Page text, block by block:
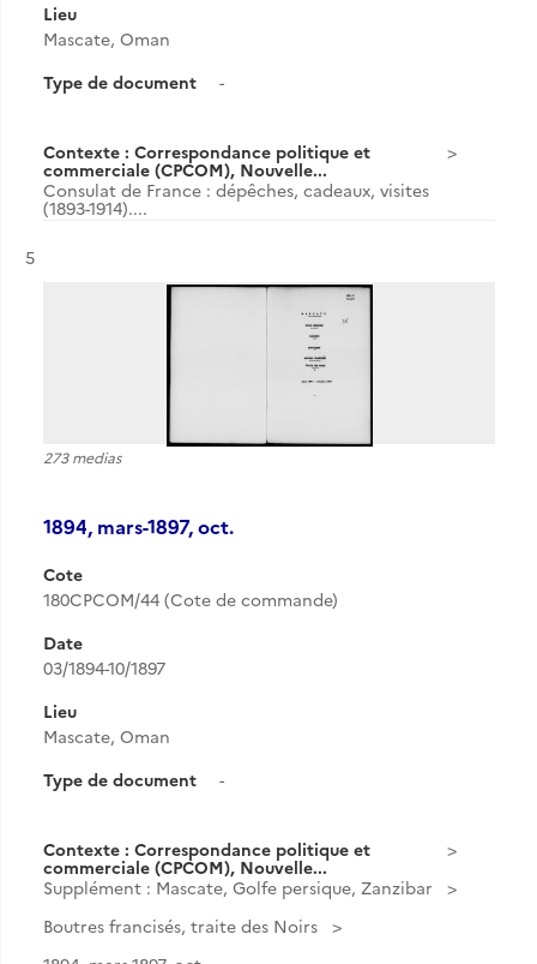
Lieu
Mascate, Oman
Type de document
-
Contexte : Correspondance politique et
commerciale (CPCOM), Nouvelle...
Consulat de France : dépêches, cadeaux, visites
(1893-1914)....
Résultat n°
5
273 medias
1894, mars-1897, oct.
Cote
180CPCOM/44 (Cote de commande)
Date
03/1894-10/1897
Lieu
Mascate, Oman
Type de document
-
Contexte : Correspondance politique et
commerciale (CPCOM), Nouvelle...
Supplément : Mascate, Golfe persique, Zanzibar
Boutres francisés, traite des Noirs